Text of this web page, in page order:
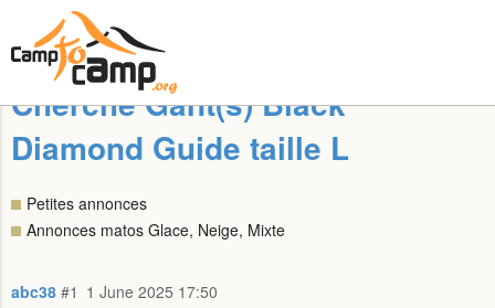
Cherche Gant(s) Black
Diamond Guide taille L
Petites annonces
Annonces matos Glace, Neige, Mixte
abc38 1 June 2025 17:50
#1